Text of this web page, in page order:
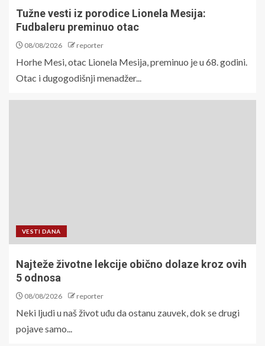
Tužne vesti iz porodice Lionela Mesija:
Fudbaleru preminuo otac
08/08/2026 reporter
Horhe Mesi, otac Lionela Mesija, preminuo je u 68. godini.
Otac i dugogodišnji menadžer...
VESTI DANA
Najteže životne lekcije obično dolaze kroz ovih
5 odnosa
08/08/2026 reporter
Neki ljudi u naš život uđu da ostanu zauvek, dok se drugi
pojave samo...